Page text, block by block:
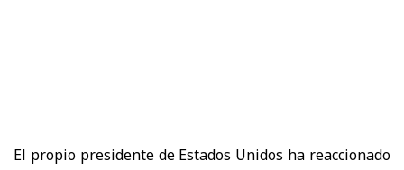
El propio presidente de Estados Unidos ha reaccionado